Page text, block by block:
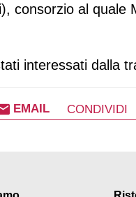
consorzio al quale
interessati dalla
EMAIL CONDIVIDI
origine Nuova Zelanda